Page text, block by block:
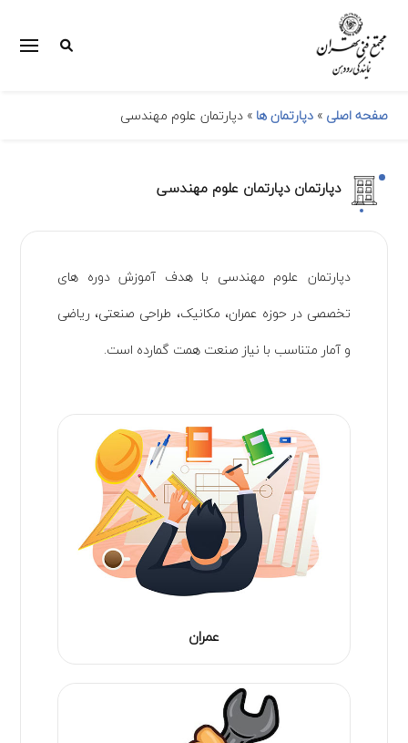
صفحه اصلی » دپارتمان ها » دپارتمان علوم مهندسی
دپارتمان دپارتمان علوم مهندسی
دپارتمان علوم مهندسی با هدف آموزش دوره های
تخصصی در حوزه عمران، مکانیک، طراحی صنعتی، ریاضی
و آمار متناسب با نیاز صنعت همت گمارده است.
عمران